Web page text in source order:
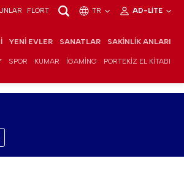
FLÖRT TR AD-LITE
YENI EVLER SANATLAR SAKINLIK ANLARI
SPOR KUMAR IGAMING PORTEKIZ EL KITABI